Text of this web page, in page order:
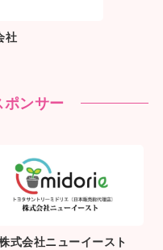
社
ンサー
式会社ニューイースト